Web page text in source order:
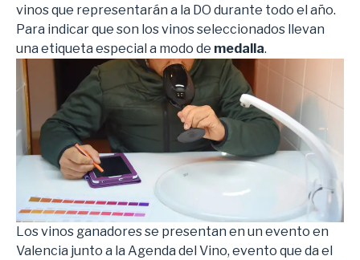
vinos que representarán a la DO durante todo el año.
Para indicar que son los vinos seleccionados llevan
una etiqueta especial a modo de medalla.
Los vinos ganadores se presentan en un evento en
Valencia junto a la Agenda del Vino, evento que da el